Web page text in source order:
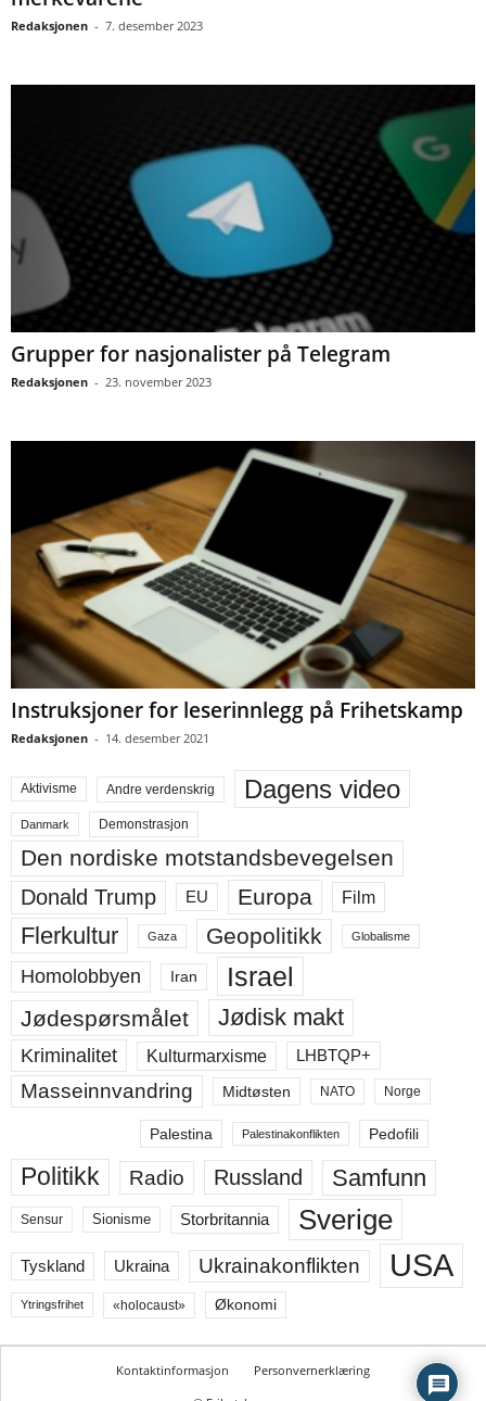
Redaksjonen - 7. desember 2023
Grupper for nasjonalister på Telegram
Redaksjonen - 23. november 2023
Instruksjoner for leserinnlegg på Frihetskamp
Redaksjonen - 14. desember 2021
Aktivisme Andre verdenskrig Dagens video
Danmark Demonstrasjon
Den nordiske motstandsbevegelsen
Donald Trump EU Europa Film
Flerkultur Gaza Geopolitikk Globalisme
Homolobbyen Iran Israel
Jødespørsmålet Jødisk makt
Kriminalitet Kulturmarxisme LHBTQP+
Masseinnvandring Midtøsten NATO Norge
Palestina Palestinakonflikten Pedofili
Politikk Radio Russland Samfunn
Sensur Sionisme Storbritannia Sverige
Tyskland Ukraina Ukrainakonflikten USA
Ytringsfrihet «holocaust» Økonomi
Kontaktinformasjon
Personvernerklæring